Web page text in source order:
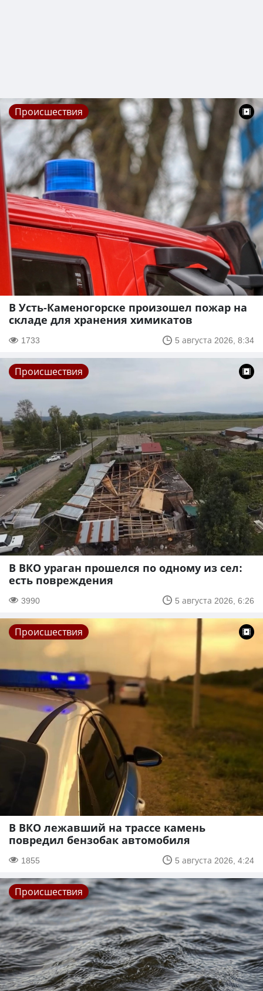
Происшествия
В Усть-Каменогорске произошел пожар на
складе для хранения химикатов
1733 5 августа 2026, 8:34
Происшествия
В ВКО ураган прошелся по одному из сел:
есть повреждения
3990 5 августа 2026, 6:26
Происшествия
В ВКО лежавший на трассе камень
повредил бензобак автомобиля
1855 5 августа 2026, 4:24
Происшествия